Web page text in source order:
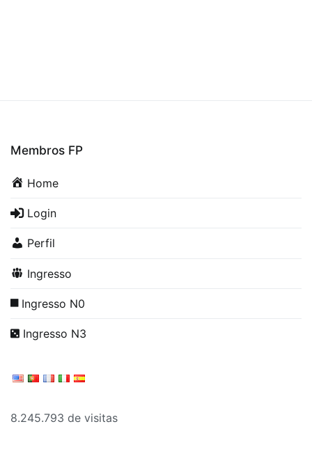
Membros FP
Home
Login
Perfil
Ingresso
Ingresso N0
Ingresso N3
8.245.793 de visitas